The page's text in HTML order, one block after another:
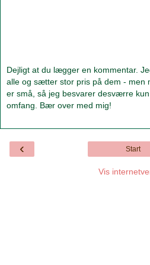
Dejligt at du lægger en kommentar.
alle og sætter stor pris på dem - men
er små, så jeg besvarer desværre
omfang. Bær over med mig!
‹ Start
Vis